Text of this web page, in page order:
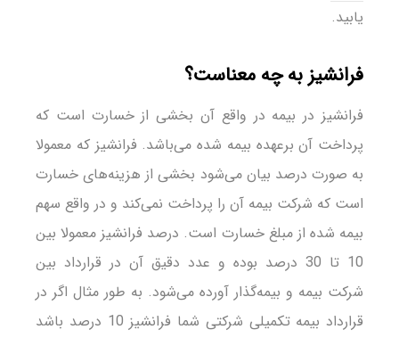
یابید.
فرانشیز به چه معناست؟
فرانشیز در بیمه در واقع آن بخشی از خسارت است که
پرداخت آن برعهده بیمه شده می‌باشد. فرانشیز که معمولا
به صورت درصد بیان می‌شود بخشی از هزینه‌های خسارت
است که شرکت بیمه آن را پرداخت نمی‌کند و در واقع سهم
بیمه شده از مبلغ خسارت است. درصد فرانشیز معمولا بین
10 تا 30 درصد بوده و عدد دقیق آن در قرارداد بین
شرکت بیمه و بیمه‌گذار آورده می‌شود. به طور مثال اگر در
قرارداد بیمه تکمیلی شرکتی شما فرانشیز 10 درصد باشد